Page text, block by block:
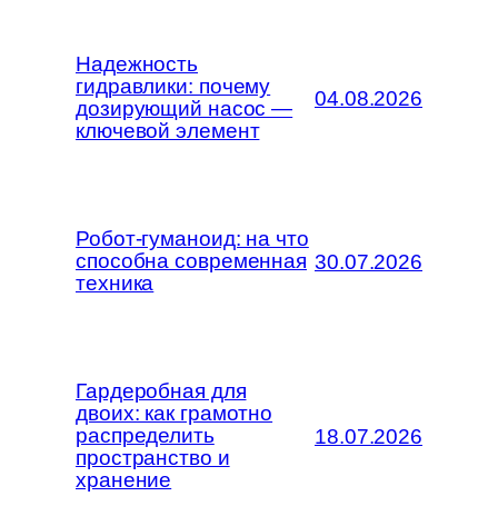
Надежность
гидравлики: почему
дозирующий насос —
ключевой элемент
04.08.2026
Робот-гуманоид: на что
способна современная
техника
30.07.2026
Гардеробная для
двоих: как грамотно
распределить
пространство и
хранение
18.07.2026